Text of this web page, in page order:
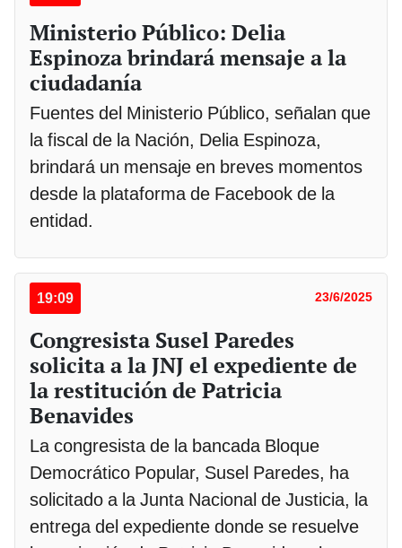
Ministerio Público: Delia
Espinoza brindará mensaje a la
ciudadanía
Fuentes del Ministerio Público, señalan que
la fiscal de la Nación, Delia Espinoza,
brindará un mensaje en breves momentos
desde la plataforma de Facebook de la
entidad.
19:09 23/6/2025
Congresista Susel Paredes
solicita a la JNJ el expediente de
la restitución de Patricia
Benavides
La congresista de la bancada Bloque
Democrático Popular, Susel Paredes, ha
solicitado a la Junta Nacional de Justicia, la
entrega del expediente donde se resuelve